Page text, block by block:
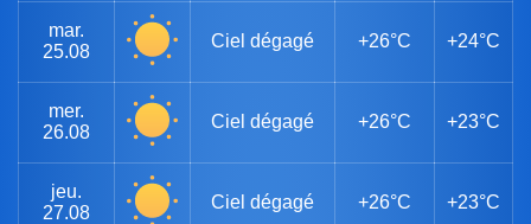
mar.
25.08
Ciel dégagé +26°C +24°C
mer.
26.08
Ciel dégagé +26°C +23°C
jeu.
27.08
Ciel dégagé +26°C +23°C